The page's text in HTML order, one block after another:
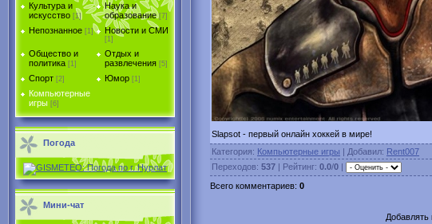
Культура и
искусство [1]
Наука и
образование [7]
Непознанное [1] Новости и СМИ
[1]
Общество и
политика [1]
Отдых и
развлечения [5]
Спорт [2] Юмор [1]
Компьютерные
игры [6]
Погода
Мини-чат
Slapsot - первый онлайн хоккей в мире!
Категория: Компьютерные игры | Добавил: Rent007
Переходов: 537 | Рейтинг: 0.0/0 |
Всего комментариев: 0
Добавлять